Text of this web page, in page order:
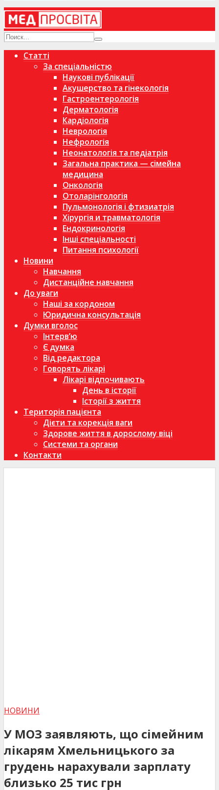
Статті
За спеціальністю
Наукові публікації
Акушерство та гінекологія
Гастроентерологія
Дерматологія
Кардіологія
Неврологія
Нефрологія
Неонатологія та педіатрія
Загальна практика — сімейна
медицина
Онкологія
Отоларінгологія
Пульмонологія і фтизиатрія
Хірургія и травматологія
Ендокринологія
Інші спеціальності
Питання психології
Новини
Навчання
Дистанційне навчання
До уваги
Наші за кордоном
Юридична консультація
Думки вголос
Інтерв’ю
Є думка
Від редактора
Говорять лікарі
Лікарі відпочивають
День в історії
Історії з життя
Територія пацієнта
Дієти та корекція ваги
Здорове життя в дорослому віці
Системи та органи
Контакти
НОВИНИ
У МОЗ заявляють, що сімейним
лікарям Хмельницького за
грудень нарахували зарплату
близько 25 тис грн